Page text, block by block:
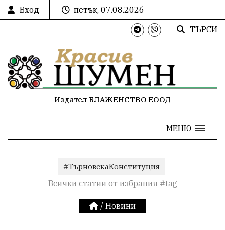
Вход
петък, 07.08.2026
ТЪРСИ
Издател БЛАЖЕНСТВО ЕООД
МЕНЮ
#ТърновскаКонституция
Всички статии от избрания #tag
/ Новини